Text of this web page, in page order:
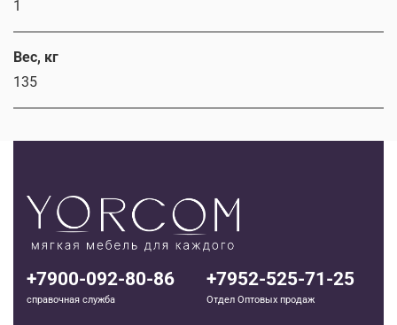
1
Вес, кг
135
+7900-092-80-86
справочная служба
+7952-525-71-25
Отдел Оптовых продаж